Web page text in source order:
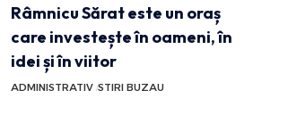
Râmnicu Sărat este un oraș
care investește în oameni, în
idei și în viitor
ADMINISTRATIV STIRI BUZAU